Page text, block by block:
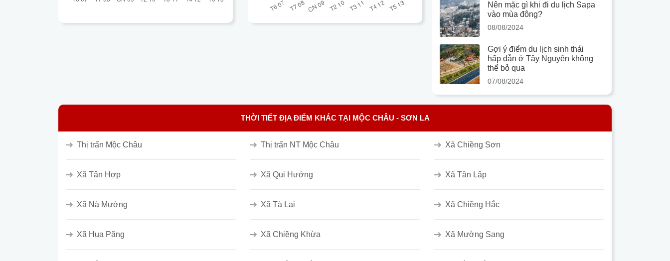
Nên mặc gì khi đi du lịch Sapa
vào mùa đông?
08/08/2024
Gợi ý điểm du lịch sinh thái
hấp dẫn ở Tây Nguyên không
thể bỏ qua
07/08/2024
THỜI TIẾT ĐỊA ĐIỂM KHÁC TẠI MỘC CHÂU - SƠN LA
Thị trấn Mộc Châu Thị trấn NT Mộc Châu Xã Chiềng Sơn
Xã Tân Hợp Xã Qui Hướng Xã Tân Lập
Xã Nà Mường Xã Tà Lai Xã Chiềng Hắc
Xã Hua Păng Xã Chiềng Khừa Xã Mường Sang